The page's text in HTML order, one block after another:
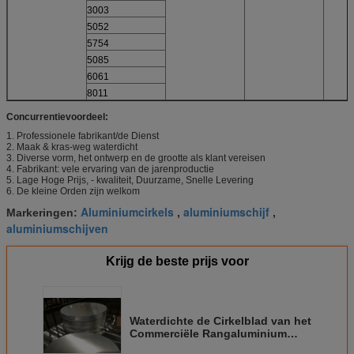
3003
5052
5754
5085
6061
8011
Concurrentievoordeel:
1. Professionele fabrikant/de Dienst
2. Maak & kras-weg waterdicht
3. Diverse vorm, het ontwerp en de grootte als klant vereisen
4. Fabrikant: vele ervaring van de jarenproductie
5. Lage Hoge Prijs, - kwaliteit, Duurzame, Snelle Levering
6. De kleine Orden zijn welkom
Markeringen: Aluminiumcirkels , aluminiumschijf ,
aluminiumschijven
Krijg de beste prijs voor
Waterdichte de Cirkelblad van het
Commerciële Rangaluminium